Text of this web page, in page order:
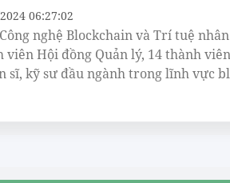
nghệ Blockchain và Trí tuệ
viên Hội đồng Quản lý, 14 thành
sĩ, kỹ sư đầu ngành trong lĩnh vực
06:27:02